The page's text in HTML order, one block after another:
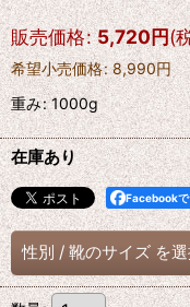
販売価格: 5,720円(
希望小売価格: 8,990円
重み:1000g
在庫あり
Facebookで
性別 / 靴のサイズ を